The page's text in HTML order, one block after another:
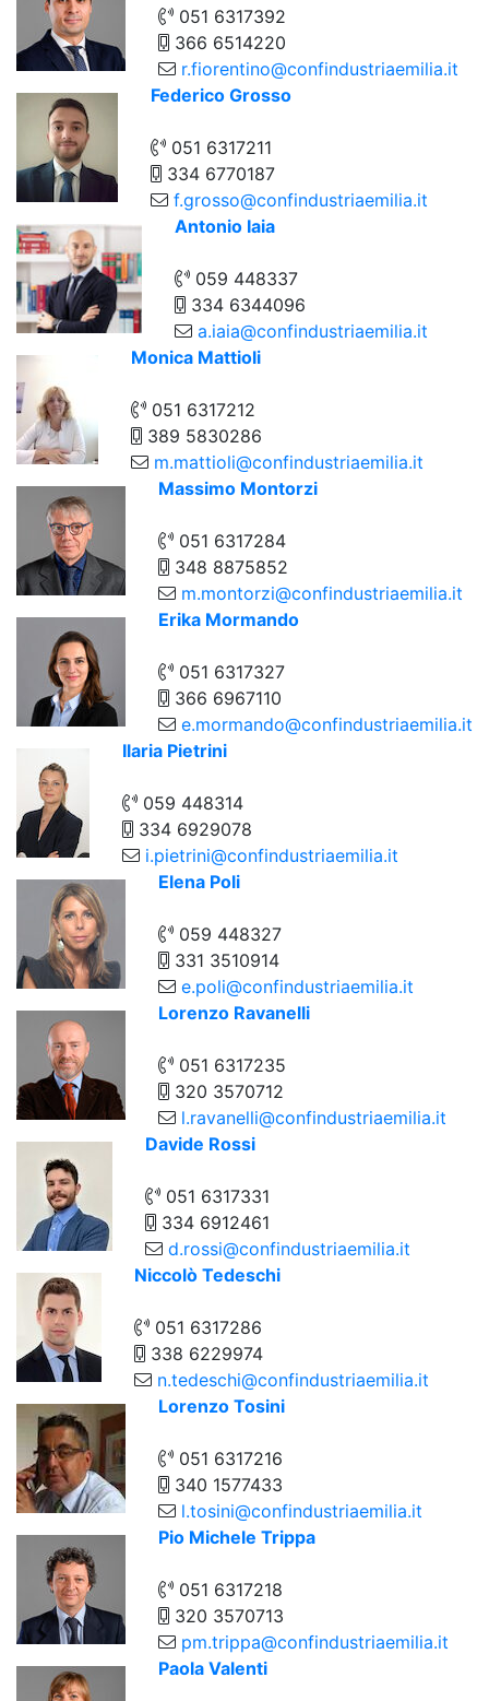
051 6317392
366 6514220
r.fiorentino@confindustriaemilia.it
Federico Grosso
051 6317211
334 6770187
f.grosso@confindustriaemilia.it
Antonio Iaia
059 448337
334 6344096
a.iaia@confindustriaemilia.it
Monica Mattioli
051 6317212
389 5830286
m.mattioli@confindustriaemilia.it
Massimo Montorzi
051 6317284
348 8875852
m.montorzi@confindustriaemilia.it
Erika Mormando
051 6317327
366 6967110
e.mormando@confindustriaemilia.it
Ilaria Pietrini
059 448314
334 6929078
i.pietrini@confindustriaemilia.it
Elena Poli
059 448327
331 3510914
e.poli@confindustriaemilia.it
Lorenzo Ravanelli
051 6317235
320 3570712
l.ravanelli@confindustriaemilia.it
Davide Rossi
051 6317331
334 6912461
d.rossi@confindustriaemilia.it
Niccolò Tedeschi
051 6317286
338 6229974
n.tedeschi@confindustriaemilia.it
Lorenzo Tosini
051 6317216
340 1577433
l.tosini@confindustriaemilia.it
Pio Michele Trippa
051 6317218
320 3570713
pm.trippa@confindustriaemilia.it
Paola Valenti